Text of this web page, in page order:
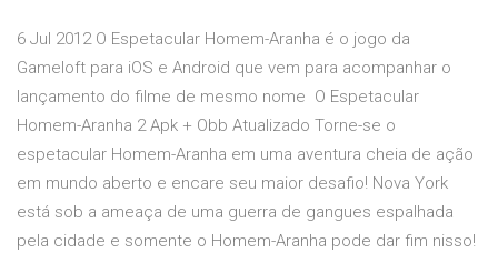
6 Jul 2012 O Espetacular Homem-Aranha é o jogo da
Gameloft para iOS e Android que vem para acompanhar o
lançamento do filme de mesmo nome O Espetacular
Homem-Aranha 2 Apk + Obb Atualizado Torne-se o
espetacular Homem-Aranha em uma aventura cheia de ação
em mundo aberto e encare seu maior desafio! Nova York
está sob a ameaça de uma guerra de gangues espalhada
pela cidade e somente o Homem-Aranha pode dar fim nisso!